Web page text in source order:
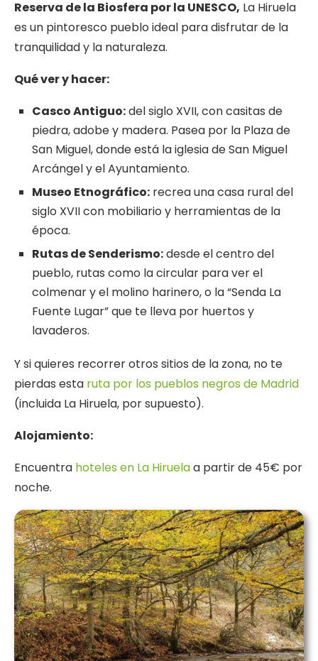
Reserva de la Biosfera por la UNESCO, La Hiruela
es un pintoresco pueblo ideal para disfrutar de la
tranquilidad y la naturaleza.
Quéver yhacer:
Casco Antiguo:del siglo XVII, con casitas de
piedra, adobe y madera. Pasea por la Plaza de
San Miguel, donde está la iglesia de San Miguel
Arcángel y el Ayuntamiento.
Museo Etnográfico: recrea una casa rural del
siglo XVII con mobiliario y herramientas de la
época.
Rutas de Senderismo:desde el centro del
pueblo, rutas como la circular para ver el
colmenar y el molino harinero, o la “Senda La
Fuente Lugar” que te lleva por huertos y
lavaderos.
Y si quieres recorrer otros sitios de la zona, no te
pierdas esta ruta por los pueblos negros de Madrid
(incluida La Hiruela, por supuesto).
Alojamiento:
Encuentra hoteles en La Hiruelaa partir de 45€ por
noche.